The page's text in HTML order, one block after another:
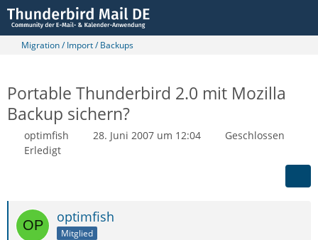
Migration / Import / Backups
Portable Thunderbird 2.0 mit Mozilla
Backup sichern?
optimfish 28. Juni 2007 um 12:04
Geschlossen
Erledigt
optimfish
Mitglied